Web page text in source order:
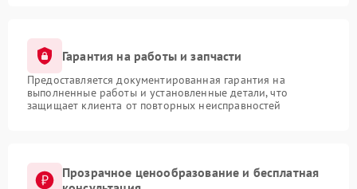
Гарантия на работы и запчасти
Предоставляется документированная гарантия на
выполненные работы и установленные детали, что
защищает клиента от повторных неисправностей
Прозрачное ценообразование и бесплатная